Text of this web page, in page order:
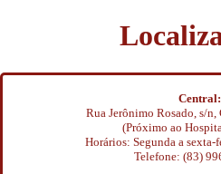
Central:
Rua Jerônimo Rosado, s/n,
(Próximo ao
Horários: Segunda a
Telefone: (83)